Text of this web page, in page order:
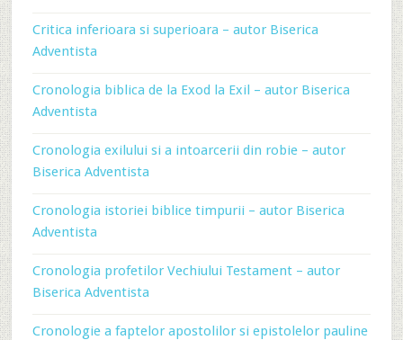
Critica inferioara si superioara – autor Biserica
Adventista
Cronologia biblica de la Exod la Exil – autor Biserica
Adventista
Cronologia exilului si a intoarcerii din robie – autor
Biserica Adventista
Cronologia istoriei biblice timpurii – autor Biserica
Adventista
Cronologia profetilor Vechiului Testament – autor
Biserica Adventista
Cronologie a faptelor apostolilor si epistolelor pauline